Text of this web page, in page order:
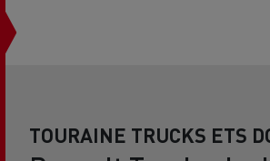
TOURAINE TRUCKS ETS